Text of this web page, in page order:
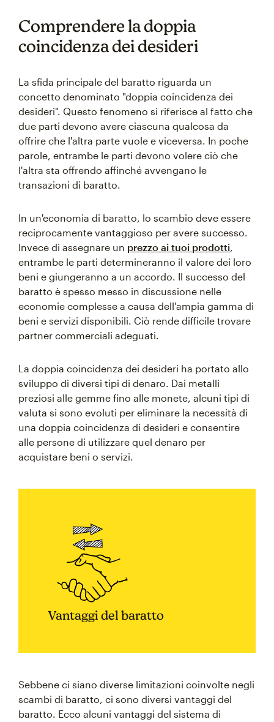
Comprendere la doppia
coincidenza dei desideri
La sfida principale del baratto riguarda un
concetto denominato "doppia coincidenza dei
desideri". Questo fenomeno si riferisce al fatto che
due parti devono avere ciascuna qualcosa da
offrire che l'altra parte vuole e viceversa. In poche
parole, entrambe le parti devono volere ciò che
l'altra sta offrendo affinché avvengano le
transazioni di baratto.
In un'economia di baratto, lo scambio deve essere
reciprocamente vantaggioso per avere successo.
Invece di assegnare un prezzo ai tuoi prodotti,
entrambe le parti determineranno il valore dei loro
beni e giungeranno a un accordo. Il successo del
baratto è spesso messo in discussione nelle
economie complesse a causa dell'ampia gamma di
beni e servizi disponibili. Ciò rende difficile trovare
partner commerciali adeguati.
La doppia coincidenza dei desideri ha portato allo
sviluppo di diversi tipi di denaro. Dai metalli
preziosi alle gemme fino alle monete, alcuni tipi di
valuta si sono evoluti per eliminare la necessità di
una doppia coincidenza di desideri e consentire
alle persone di utilizzare quel denaro per
acquistare beni o servizi.
Vantaggi del baratto
Sebbene ci siano diverse limitazioni coinvolte negli
scambi di baratto, ci sono diversi vantaggi del
baratto. Ecco alcuni vantaggi del sistema di